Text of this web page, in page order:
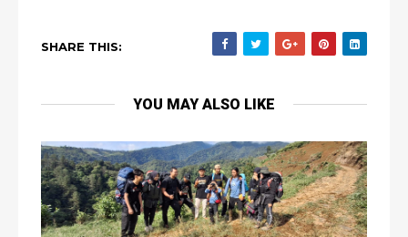
SHARE THIS:
YOU MAY ALSO LIKE